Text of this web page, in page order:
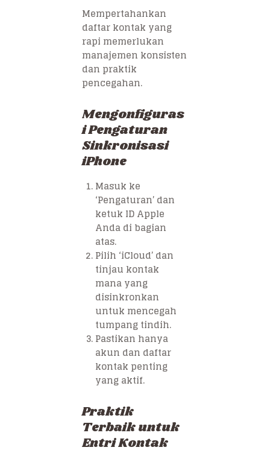
Mempertahankan
daftar kontak yang
rapi memerlukan
manajemen konsisten
dan praktik
pencegahan.
Mengonfiguras
i Pengaturan
Sinkronisasi
iPhone
Masuk ke
‘Pengaturan’ dan
ketuk ID Apple
Anda di bagian
atas.
Pilih ‘iCloud’ dan
tinjau kontak
mana yang
disinkronkan
untuk mencegah
tumpang tindih.
Pastikan hanya
akun dan daftar
kontak penting
yang aktif.
Praktik
Terbaik untuk
Entri Kontak